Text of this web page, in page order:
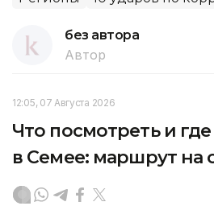
без автора
Автор
12:05, 07 Августа 2026
Что посмотреть и
в Семее: маршрут на